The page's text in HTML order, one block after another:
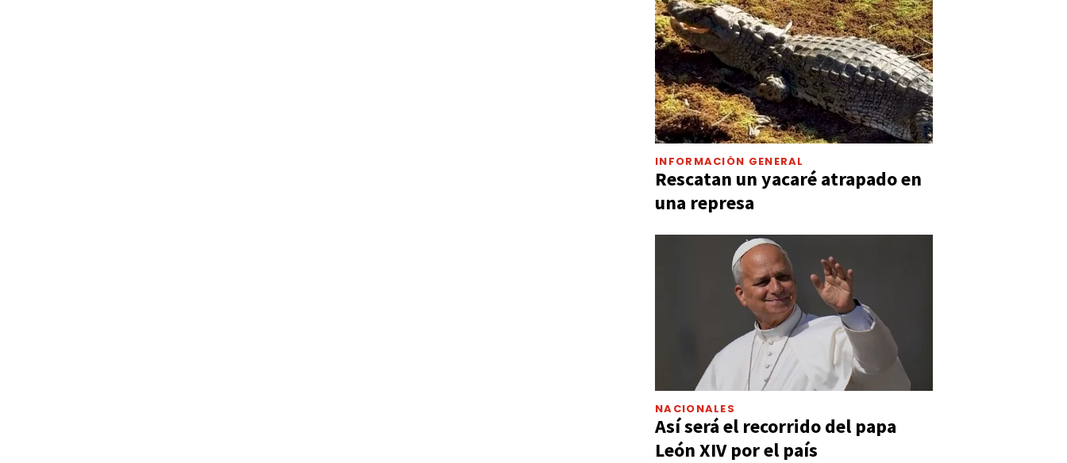
INFORMACIÓN GENERAL
Rescatan un yacaré atrapado en
una represa
NACIONALES
Así será el recorrido del papa
León XIV por el país